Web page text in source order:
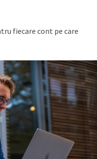
fiecare cont pe care